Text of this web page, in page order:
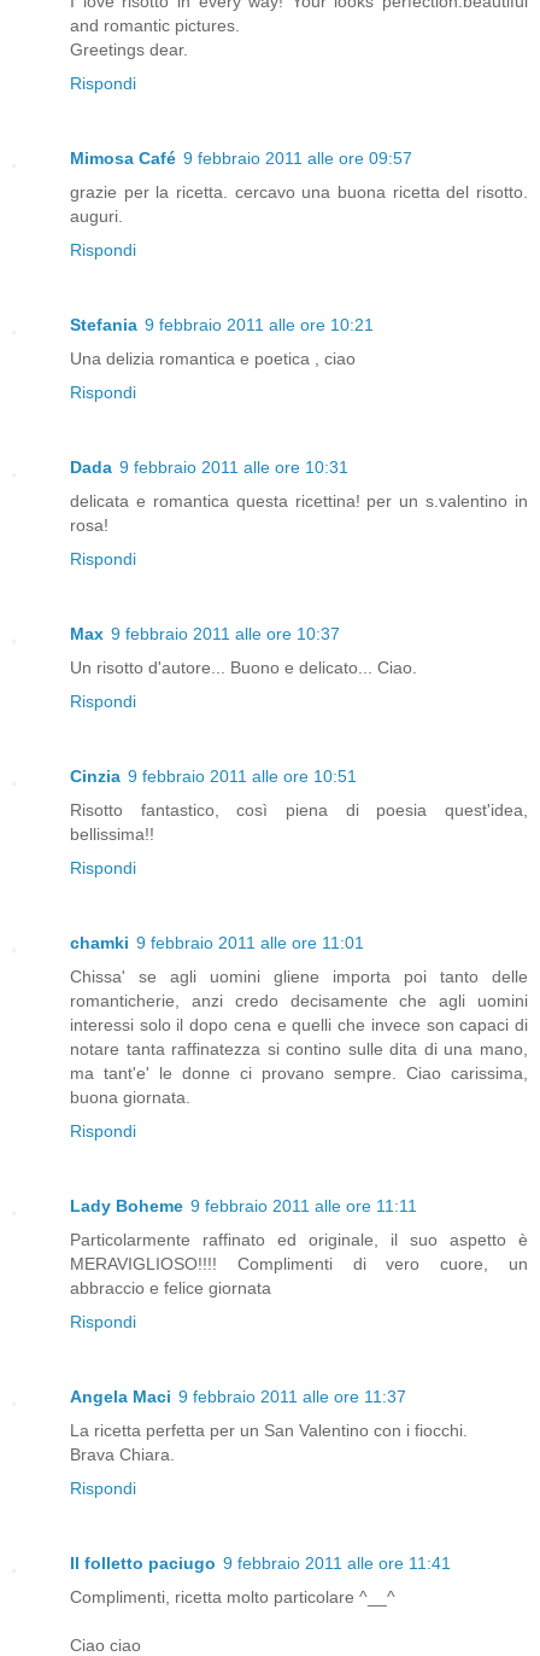
and romantic pictures.
Greetings dear.
Rispondi
Mimosa Café 9 febbraio 2011 alle ore 09:57
grazie per la ricetta. cercavo una buona ricetta del risotto.
auguri.
Rispondi
Stefania 9 febbraio 2011 alle ore 10:21
Una delizia romantica e poetica , ciao
Rispondi
Dada 9 febbraio 2011 alle ore 10:31
delicata e romantica questa ricettina! per un s.valentino in
rosa!
Rispondi
Max 9 febbraio 2011 alle ore 10:37
Un risotto d'autore... Buono e delicato... Ciao.
Rispondi
Cinzia 9 febbraio 2011 alle ore 10:51
Risotto fantastico, così piena di poesia quest'idea,
bellissima!!
Rispondi
chamki 9 febbraio 2011 alle ore 11:01
Chissa' se agli uomini gliene importa poi tanto delle
romanticherie, anzi credo decisamente che agli uomini
interessi solo il dopo cena e quelli che invece son capaci di
notare tanta raffinatezza si contino sulle dita di una mano,
ma tant'e' le donne ci provano sempre. Ciao carissima,
buona giornata.
Rispondi
Lady Boheme 9 febbraio 2011 alle ore 11:11
Particolarmente raffinato ed originale, il suo aspetto è
MERAVIGLIOSO!!!! Complimenti di vero cuore, un
abbraccio e felice giornata
Rispondi
Angela Maci 9 febbraio 2011 alle ore 11:37
La ricetta perfetta per un San Valentino con i fiocchi.
Brava Chiara.
Rispondi
Il folletto paciugo 9 febbraio 2011 alle ore 11:41
Complimenti, ricetta molto particolare ^__^
Ciao ciao